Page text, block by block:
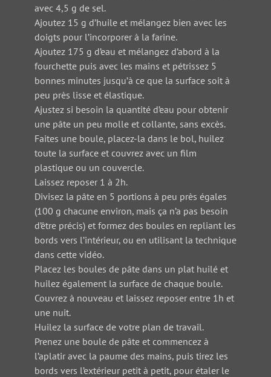
avec 4,5 g de sel.
Ajoutez 15 g d’huile et mélangez bien avec les
doigts pour l’incorporer à la farine.
Ajoutez 175 g d’eau et mélangez d’abord à la
fourchette puis avec les mains et pétrissez 5
bonnes minutes jusqu’à ce que la surface soit à
peu près lisse et élastique.
Ajustez si besoin la quantité d’eau pour obtenir
une pâte un peu molle et collante, sans excès.
Faites une boule, placez-la dans le bol, huilez
toute la surface et couvrez avec un film
plastique ou un couvercle.
Laissez reposer 1 à 2h.
Divisez la pâte en 5 portions à peu près égales
(100 g chacune environ, mais ça n’a pas besoin
d’être précis) et formez des boules en repliant les
bords vers l’intérieur, ou en utilisant la technique
dans cette vidéo.
Placez les boules de pâte dans un plat huilé et
huilez également la surface de chaque boule.
Couvrez à nouveau et laissez reposer entre 1h et
une nuit.
Huilez la surface de votre plan de travail.
Prenez une boule de pâte et commencez à
l’aplatir avec la paume des mains, puis tirez les
bords vers l’extérieur petit à petit, pour étaler le